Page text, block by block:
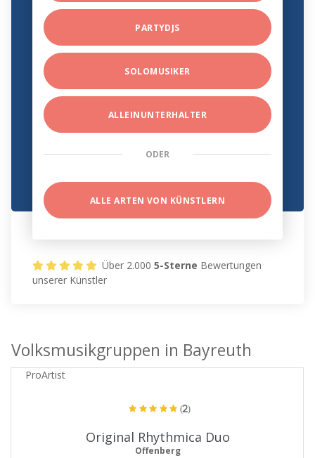
PARTYDJS
SOLOMUSIKER
ALLEINUNTERHALTER
ODER
ALLE ARTEN VON KÜNSTLERN
Über 2.0005-Sterne Bewertungen
unserer Künstler
Volksmusikgruppen in Bayreuth
ProArtist
(2)
Original Rhythmica Duo
Offenberg